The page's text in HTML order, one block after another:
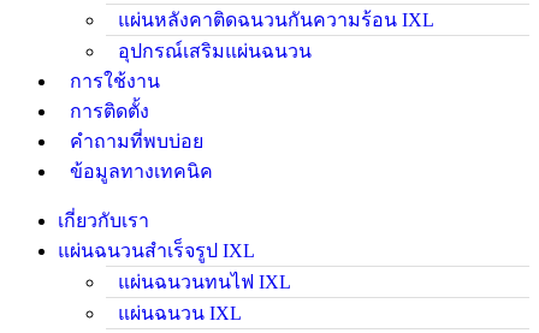
แผ่นหลังคาติดฉนวนกันความร้อน IXL
อุปกรณ์เสริมแผ่นฉนวน
การใช้งาน
การติดตั้ง
คำถามที่พบบ่อย
ข้อมูลทางเทคนิค
เกี่ยวกับเรา
แผ่นฉนวนสำเร็จรูป IXL
แผ่นฉนวนทนไฟ IXL
แผ่นฉนวน IXL